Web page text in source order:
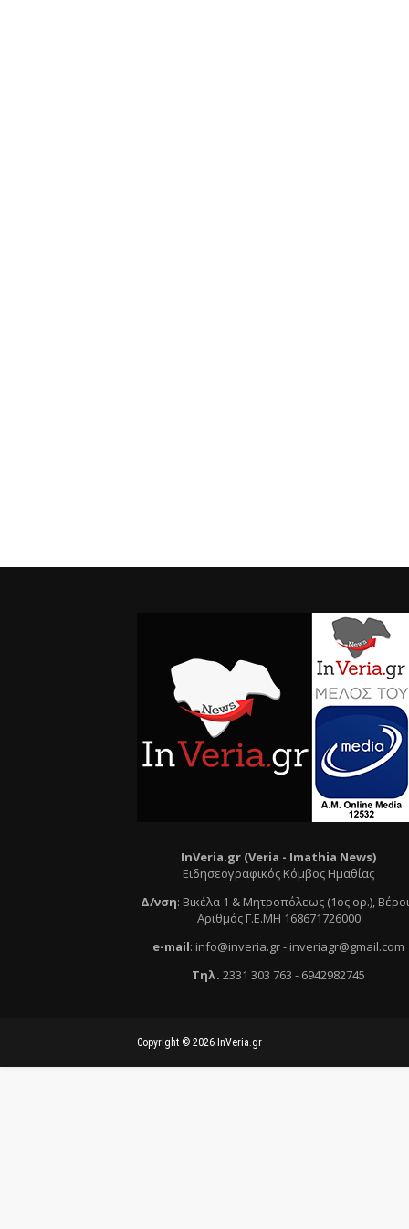
InVeria.gr (Veria - Ιmathia News)
Ειδησεογραφικός Κόμβος Ημαθίας
Δ/νση: Βικέλα 1 & Μητροπόλεως (1ος ορ.),
Αριθμός Γ.Ε.ΜΗ 168671726000
e-mail: info@inveria.gr- inveriagr@gmail.com
Τηλ. 2331 303 763 - 6942982745
Copyright © 2026 InVeria.gr